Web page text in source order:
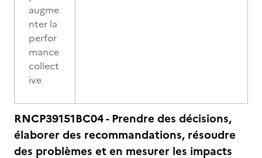
augme
nter la
perfor
mance
collect
ive
RNCP39151BC04 - Prendre des décisions,
élaborer des recommandations, résoudre
des problèmes et en mesurer les impacts